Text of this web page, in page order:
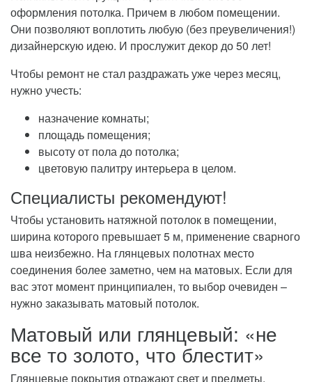
оформления потолка. Причем в любом помещении.
Они позволяют воплотить любую (без преувеличения!)
дизайнерскую идею. И прослужит декор до 50 лет!
Чтобы ремонт не стал раздражать уже через месяц,
нужно учесть:
назначение комнаты;
площадь помещения;
высоту от пола до потолка;
цветовую палитру интерьера в целом.
Специалисты рекомендуют!
Чтобы установить натяжной потолок в помещении,
ширина которого превышает 5 м, применение сварного
шва неизбежно. На глянцевых полотнах место
соединения более заметно, чем на матовых. Если для
вас этот момент принципиален, то выбор очевиден –
нужно заказывать матовый потолок.
Матовый или глянцевый: «не
все то золото, что блестит»
Глянцевые покрытия отражают свет и предметы,